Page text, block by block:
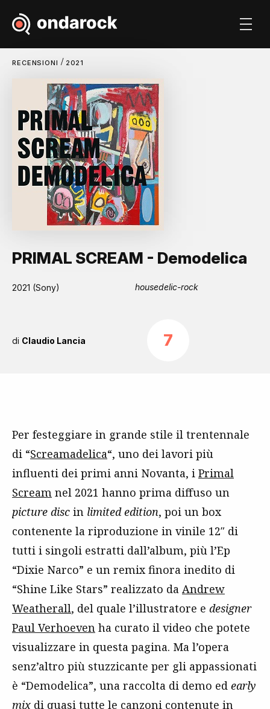
RECENSIONI / 2021
PRIMAL SCREAM - Demodelica
2021 (Sony) housedelic-rock
di Claudio Lancia 7
Per festeggiare in grande stile il trentennale
di “Screamadelica“, uno dei lavori più
influenti dei primi anni Novanta, i Primal
Scream nel 2021 hanno prima diffuso un
picture disc in limited edition, poi un box
contenente la riproduzione in vinile 12″ di
tutti i singoli estratti dall’album, più l’Ep
“Dixie Narco” e un remix finora inedito di
“Shine Like Stars” realizzato da Andrew
Weatherall, del quale l’illustratore e designer
Paul Verhoeven ha curato il video che potete
visualizzare in questa pagina. Ma l’opera
senz’altro più stuzzicante per gli appassionati
è “Demodelica”, una raccolta di demo ed early
mix di quasi tutte le canzoni contenute in